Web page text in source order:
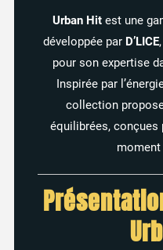
Urban Hit est une
développée par D’LICE,
poursonexpertise
Inspirée par
collection
équilibrées, conçues
moment